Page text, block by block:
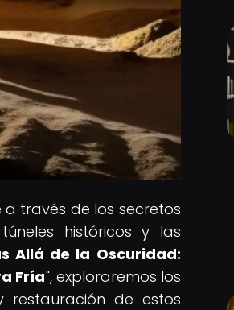
a través de los secretos
históricos y las
Allá de la Oscuridad:
Fría", exploraremos los
restauración de estos